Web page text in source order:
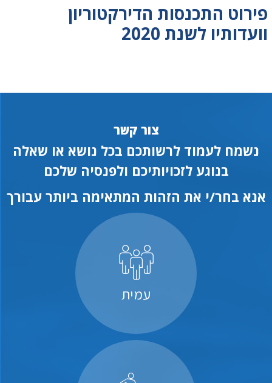
פירוט התכנסות הדירקטוריון
וועדותיו לשנת 2020
צור קשר
נשמח לעמוד לרשותכם בכל נושא או שאלה
בנוגע לזכויותיכם ולפנסיה שלכם
אנא בחר/י את הזהות המתאימה ביותר עבורך
עמית